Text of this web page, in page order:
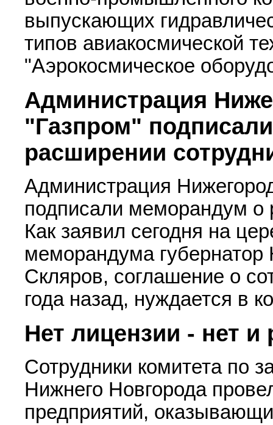
выпускающих
типов авиакосмической
"Аэрокосмическое
Администрация
"Газпром"
расширении
Администрация
подписали меморандум о
Как заявил сегодня на
меморандума губернатор
Скляров, соглашение о
года назад, нуждается в
Нет лицензии - нет и
Сотрудники комитета по
Нижнего Новгорода
предприятий,